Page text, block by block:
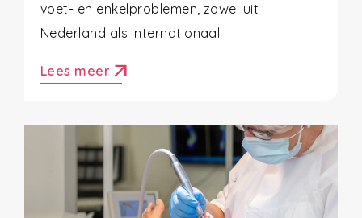
voet- en enkelproblemen, zowel uit
Nederland als internationaal.
Lees meer arrow_outward